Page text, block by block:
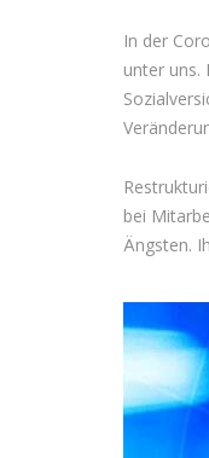
In der
unter uns.
bei
Ängsten.